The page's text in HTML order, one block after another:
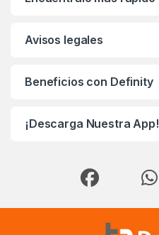
Avisos legales
Beneficios con Definity
¡Descarga Nuestra App!